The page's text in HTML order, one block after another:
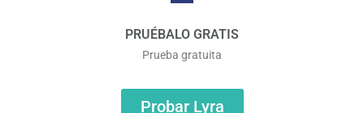
PRUÉBALO GRATIS
Prueba gratuita
Probar Lyra